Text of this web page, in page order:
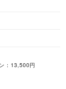
味にスパイシーさと
げるほか、発酵チリ
トを合わせます。さ
製した自家製の醤油
ーミーで満足度の高
したキャベツに、ア
：13,500円